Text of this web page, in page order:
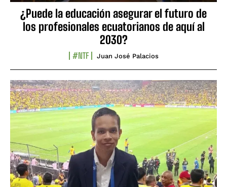
¿Puede la educación asegurar el futuro de
los profesionales ecuatorianos de aquí al
2030?
#NTF Juan José Palacios